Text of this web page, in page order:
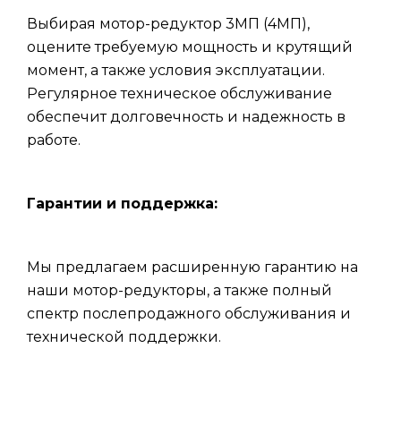
Выбирая мотор-редуктор 3МП (4МП),
оцените требуемую мощность и крутящий
момент, а также условия эксплуатации.
Регулярное техническое обслуживание
обеспечит долговечность и надежность в
работе.
Гарантии и поддержка:
Мы предлагаем расширенную гарантию на
наши мотор-редукторы, а также полный
спектр послепродажного обслуживания и
технической поддержки.